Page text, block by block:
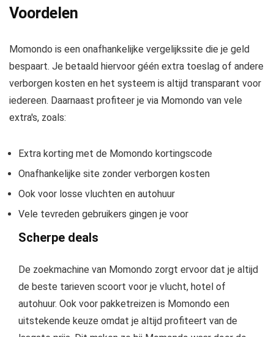
Voordelen
Momondo is een onafhankelijke vergelijkssite die je geld
bespaart. Je betaald hiervoor géén extra toeslag of andere
verborgen kosten en het systeem is altijd transparant voor
iedereen. Daarnaast profiteer je via Momondo van vele
extra's, zoals:
Extra korting met de Momondo kortingscode
Onafhankelijke site zonder verborgen kosten
Ook voor losse vluchten en autohuur
Vele tevreden gebruikers gingen je voor
Scherpe deals
De zoekmachine van Momondo zorgt ervoor dat je altijd
de beste tarieven scoort voor je vlucht, hotel of
autohuur. Ook voor pakketreizen is Momondo een
uitstekende keuze omdat je altijd profiteert van de